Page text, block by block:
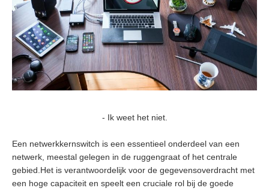
- Ik weet het niet.
Een netwerkkernswitch is een essentieel onderdeel van een
netwerk, meestal gelegen in de ruggengraat of het centrale
gebied.Het is verantwoordelijk voor de gegevensoverdracht met
een hoge capaciteit en speelt een cruciale rol bij de goede